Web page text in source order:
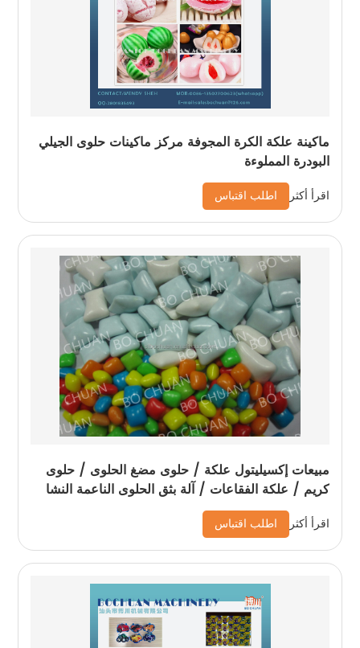
ماكينة علكة الكرة المجوفة مركز ماكينات حلوى الجيلي
البودرة المملوءة
اقرأ أكثر اطلب اقتباس
مبيعات إكسيليتول علكة / حلوى مضغ الحلوى / حلوى
كريم / علكة الفقاعات / آلة بثق الحلوى الناعمة النشا
اقرأ أكثر اطلب اقتباس